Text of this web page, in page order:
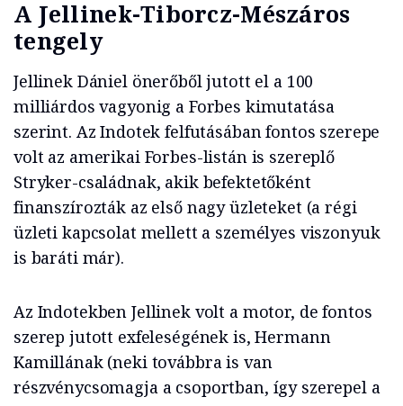
A Jellinek-Tiborcz-Mészáros
tengely
Jellinek Dániel önerőből jutott el a 100
milliárdos vagyonig a Forbes kimutatása
szerint. Az Indotek felfutásában fontos szerepe
volt az amerikai Forbes-listán is szereplő
Stryker-családnak, akik befektetőként
finanszírozták az első nagy üzleteket (a régi
üzleti kapcsolat mellett a személyes viszonyuk
is baráti már).
Az Indotekben Jellinek volt a motor, de fontos
szerep jutott exfeleségének is, Hermann
Kamillának (neki továbbra is van
részvénycsomagja a csoportban, így szerepel a